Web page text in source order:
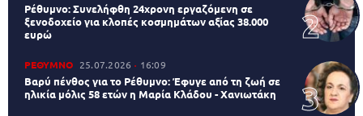
Ρέθυμνο: Συνελήφθη 24χρονη εργαζόμενη σε
ξενοδοχείο για κλοπές κοσμημάτων αξίας 38.000
ευρώ
ΡΕΘΥΜΝΟ 25.07.2026 16:09
Βαρύ πένθος για το Ρέθυμνο: Έφυγε από τη ζωή σε
ηλικία μόλις 58 ετών η Μαρία Κλάδου - Χανιωτάκη